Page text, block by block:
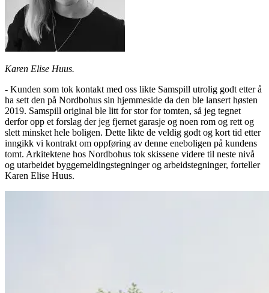
Karen Elise Huus.
- Kunden som tok kontakt med oss likte Samspill utrolig godt etter å
ha sett den på Nordbohus sin hjemmeside da den ble lansert høsten
2019. Samspill original ble litt for stor for tomten, så jeg tegnet
derfor opp et forslag der jeg fjernet garasje og noen rom og rett og
slett minsket hele boligen. Dette likte de veldig godt og kort tid etter
inngikk vi kontrakt om oppføring av denne eneboligen på kundens
tomt. Arkitektene hos Nordbohus tok skissene videre til neste nivå
og utarbeidet byggemeldingstegninger og arbeidstegninger, forteller
Karen Elise Huus.